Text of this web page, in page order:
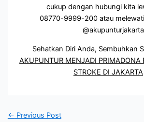
cukup dengan hubungi kita
08770-9999-200 atau
Sehatkan Diri Anda, Sembuhkan
AKUPUNTUR MENJADI PRIMADONA
STROKE DI JAKARTA
← Previous Post